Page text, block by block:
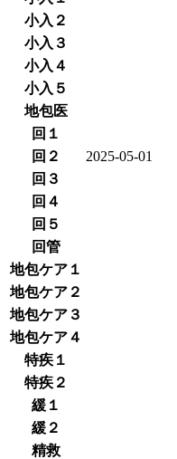
小入２
小入３
小入４
小入５
地包医
回１
回２
2025-05-01
回３
回４
回５
回管
地包ケア１
地包ケア２
地包ケア３
地包ケア４
特疾１
特疾２
緩１
緩２
精救